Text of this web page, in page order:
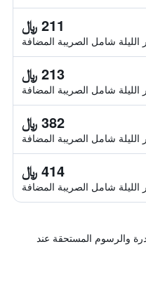
211 ﷼
شامل الصريبة المضافة
213 ﷼
شامل الصريبة المضافة
382 ﷼
شامل الصريبة المضافة
414 ﷼
شامل الصريبة المضافة
والرسوم المستحقة عند